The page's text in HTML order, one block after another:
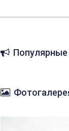
Популярные